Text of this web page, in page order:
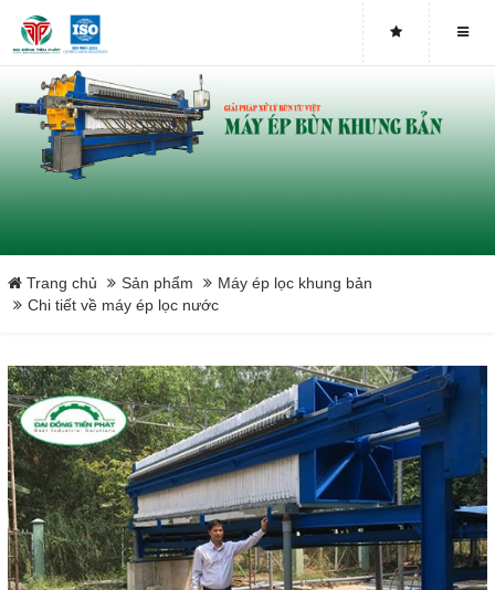
Close
Trang chủ Sản phẩm
Máy ép lọc khung bản
Chi tiết về máy ép lọc nước